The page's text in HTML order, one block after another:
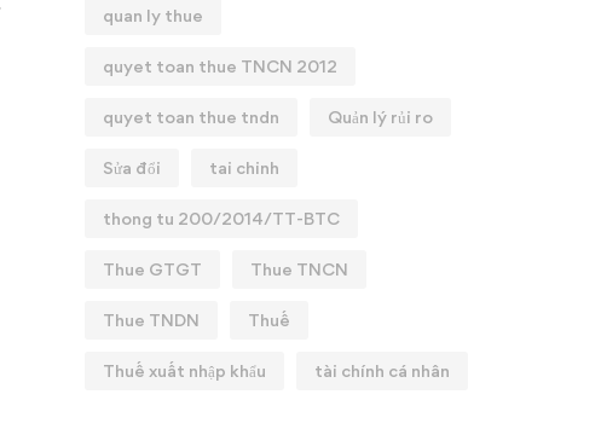
quan ly thue
quyet toan thue TNCN 2012
quyet toan thue tndn Quản lý rủi ro
Sửa đổi tai chinh
thong tu 200/2014/TT-BTC
Thue GTGT Thue TNCN
Thue TNDN Thuế
Thuế xuất nhập khẩu tài chính cá nhân